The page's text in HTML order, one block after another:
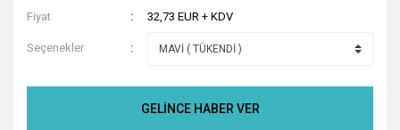
Fiyat
32,73 EUR + KDV
Seçenekler
GELİNCE HABER VER